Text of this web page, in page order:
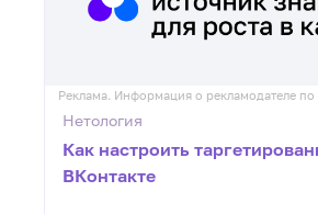
Реклама. Информация о рекламодателе по
Нетология
Как настроить
ВКонтакте